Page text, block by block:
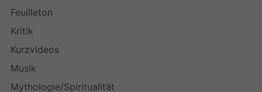
Feuilleton
Kritik
Kurzvideos
Musik
Mythologie/Spiritualität